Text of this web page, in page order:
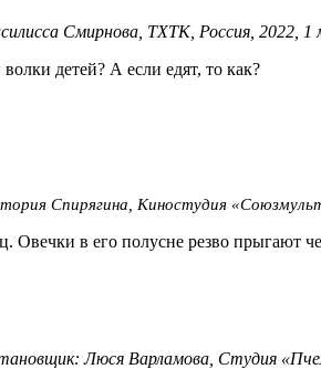
Смирнова, ТХТК, Россия, 2022, 1
детей? А если едят, то как?
Спирягина, Киностудия
Овечки в его полусне резво прыгают
Люся Варламова, Студия